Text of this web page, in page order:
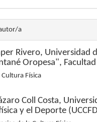
a
Rivero, Universidad
Oropesa",
Física
Coll Costa,
y el Deporte